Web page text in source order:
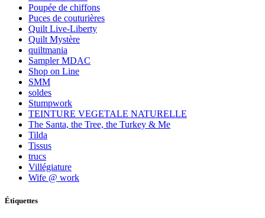
Poupée de chiffons
Puces de couturières
Quilt Live-Liberty
Quilt Mystère
quiltmania
Sampler MDAC
Shop on Line
SMM
soldes
Stumpwork
TEINTURE VEGETALE NATURELLE
The Santa, the Tree, the Turkey & Me
Tilda
Tissus
trucs
Villégiature
Wife @ work
Étiquettes